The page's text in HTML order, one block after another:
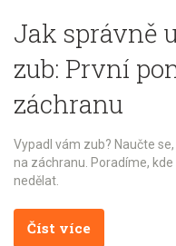
Jak správně
zub: První
záchranu
Vypadl vám zub? Naučte
na záchranu. Poradíme,
nedělat.
Číst více